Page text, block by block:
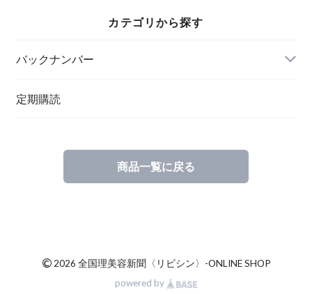
カテゴリから探す
バックナンバー
定期購読
商品一覧に戻る
© 2026 全国理美容新聞〈リビシン〉-ONLINE SHOP
powered by